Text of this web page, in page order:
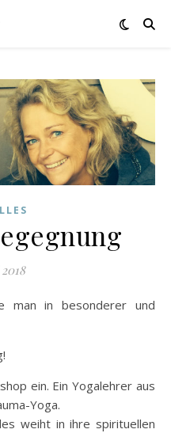
ein. Ein Yogalehrer aus
Yoga.
weiht in ihre spirituellen